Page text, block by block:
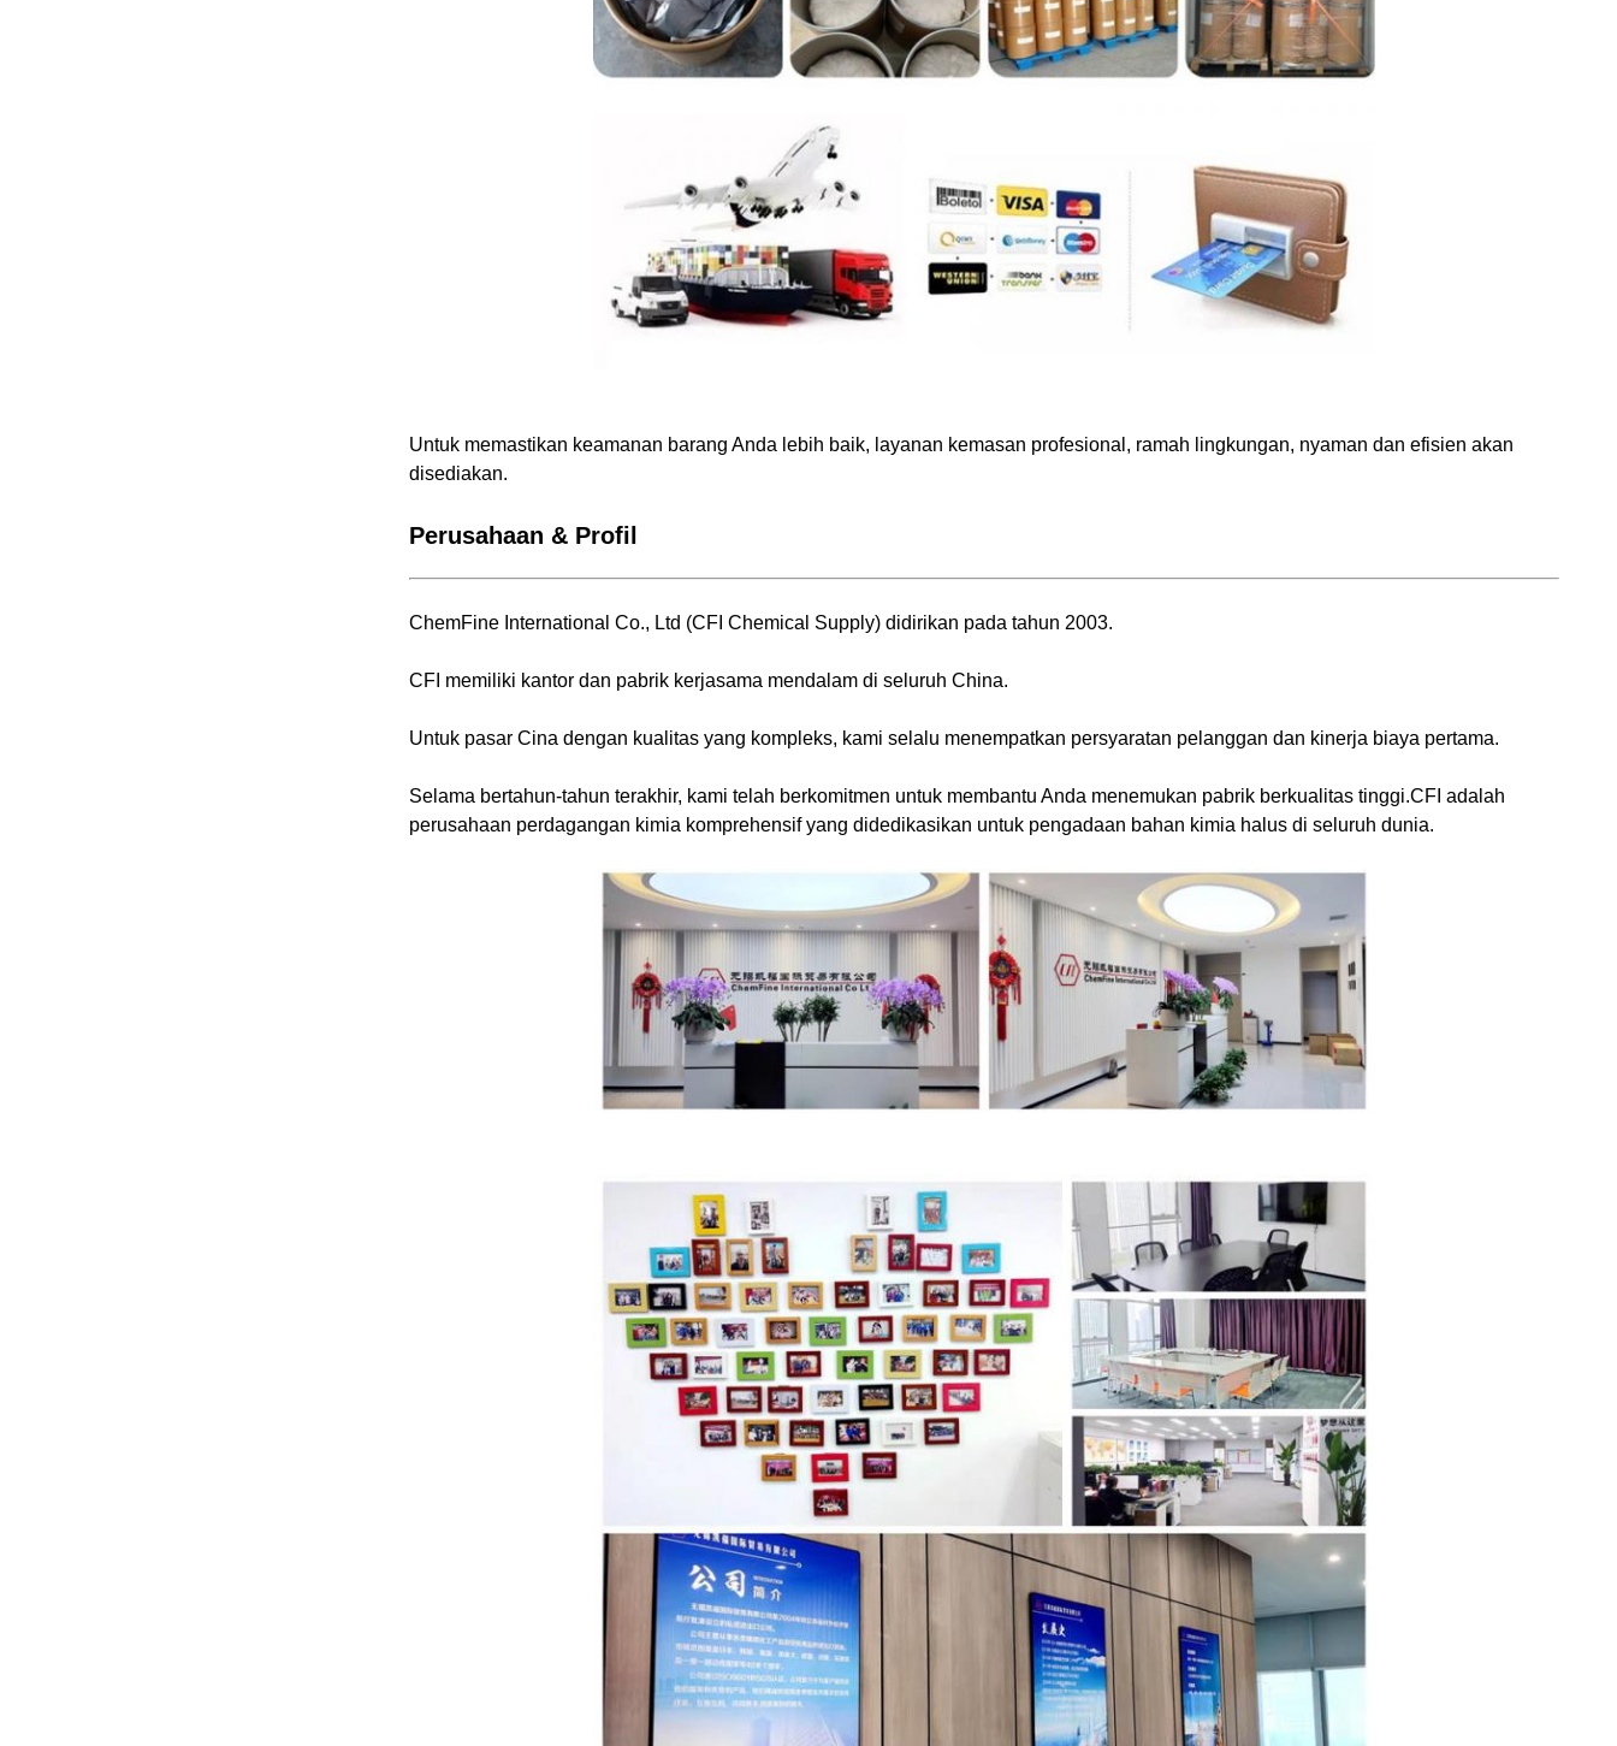
Untuk memastikan keamanan barang Anda lebih baik, layanan kemasan profesional, ramah lingkungan, nyaman dan efisien akan
disediakan.
Perusahaan & Profil
ChemFine International Co., Ltd (CFI Chemical Supply) didirikan pada tahun 2003.
CFI memiliki kantor dan pabrik kerjasama mendalam di seluruh China.
Untuk pasar Cina dengan kualitas yang kompleks, kami selalu menempatkan persyaratan pelanggan dan kinerja biaya pertama.
Selama bertahun-tahun terakhir, kami telah berkomitmen untuk membantu Anda menemukan pabrik berkualitas tinggi.CFI adalah
perusahaan perdagangan kimia komprehensif yang didedikasikan untuk pengadaan bahan kimia halus di seluruh dunia.